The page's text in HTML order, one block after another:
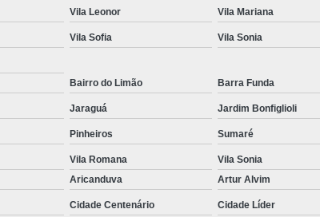
Envidraçamento
Envidraçamento Vidro para
Espelho Grande
Espelho para Banheiro
Espelho Redondo
Vila Leonor Vila Mariana
Vila Sofia Vila Sonia
Bairro do Limão Barra Funda
Jaraguá Jardim Bonfiglioli
Pinheiros Sumaré
Vila Romana Vila Sonia
Aricanduva Artur Alvim
Cidade Centenário Cidade Líder